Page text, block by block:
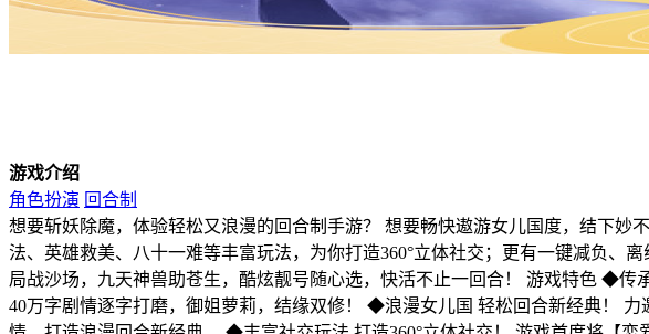
游戏介绍
角色扮演 回合制
想要斩妖除魔，体验轻松又浪漫的回合制手游？ 想要畅快遨游女儿国度，结下妙
法、英雄救美、八十一难等丰富玩法，为你打造360°立体社交；更有一键减负
局战沙场，九天神兽助苍生，酷炫靓号随心选，快活不止一回合！ 游戏特色 ◆
40万字剧情逐字打磨，御姐萝莉，结缘双修！ ◆浪漫女儿国 轻松回合新经典！